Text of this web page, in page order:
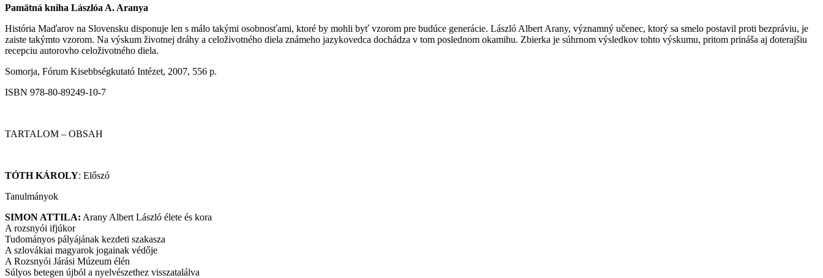
Pamätná kniha Lászlóa A. Aranya
História Maďarov na Slovensku disponuje len s málo takými osobnosťami, ktoré by mohli byť vzorom pre budúce generácie. László Albert Arany, významný učenec, ktorý sa smelo postavil proti bezpráviu, je
zaiste takýmto vzorom. Na výskum životnej dráhy a celoživotného diela známeho jazykovedca dochádza v tom poslednom okamihu. Zbierka je súhrnom výsledkov tohto výskumu, pritom prináša aj doterajšiu
recepciu autorovho celoživotného diela.
Somorja, Fórum Kisebbségkutató Intézet, 2007, 556 p.
ISBN 978-80-89249-10-7
TARTALOM – OBSAH
TÓTH KÁROLY: Előszó
Tanulmányok
SIMON ATTILA: Arany Albert László élete és kora
A rozsnyói ifjúkor
Tudományos pályájának kezdeti szakasza
A szlovákiai magyarok jogainak védője
A Rozsnyói Járási Múzeum élén
Súlyos betegen újból a nyelvészethez visszatalálva